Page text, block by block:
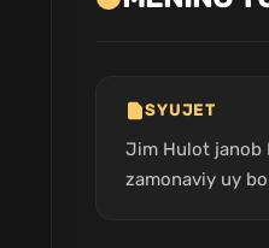
SYUJET
Jim Hulot janob
zamonaviy uy